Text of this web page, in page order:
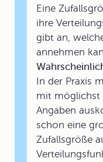
Eine
ihre
gibt an,
annehmen
In der Praxis
mit möglichst
Angaben
schon eine
Zufallsgröße